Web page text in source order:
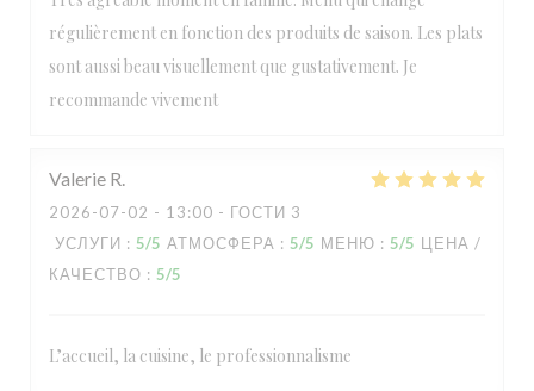
régulièrement en fonction des produits de saison. Les plats
sont aussi beau visuellement que gustativement. Je
recommande vivement
Valerie R
2026-07-02 - 13:00 - ГОСТИ 3
УСЛУГИ : 5/5 АТМОСФЕРА : 5/5 МЕНЮ : 5/5 ЦЕНА /
КАЧЕСТВО : 5/5
L’accueil, la cuisine, le professionnalisme